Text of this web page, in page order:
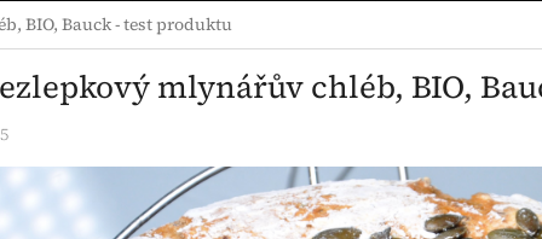
BIO, Bauck - test produktu
mlynářův chléb, BIO,